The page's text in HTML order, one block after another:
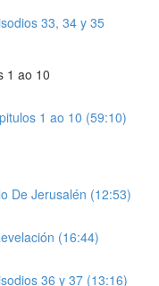
33, 34 y 35
1 ao 10
1 ao 10 (59:10)
De Jerusalén (12:53)
(16:44)
36 y 37 (13:16)